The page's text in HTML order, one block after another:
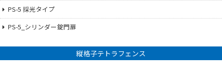
PS-5 採光タイプ
PS-5_シリンダー錠門扉
縦格子テトラフェンス